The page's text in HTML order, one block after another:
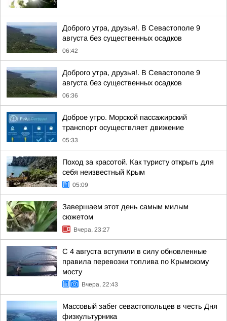
Доброго утра, друзья!. В Севастополе 9
августа без существенных осадков
06:42
Доброго утра, друзья!. В Севастополе 9
августа без существенных осадков
06:36
Доброе утро. Морской пассажирский
транспорт осуществляет движение
05:33
Поход за красотой. Как туристу открыть для
себя неизвестный Крым
05:09
Завершаем этот день самым милым
сюжетом
Вчера, 23:27
С 4 августа вступили в силу обновленные
правила перевозки топлива по Крымскому
мосту
Вчера, 22:43
Массовый забег севастопольцев в честь Дня
физкультурника